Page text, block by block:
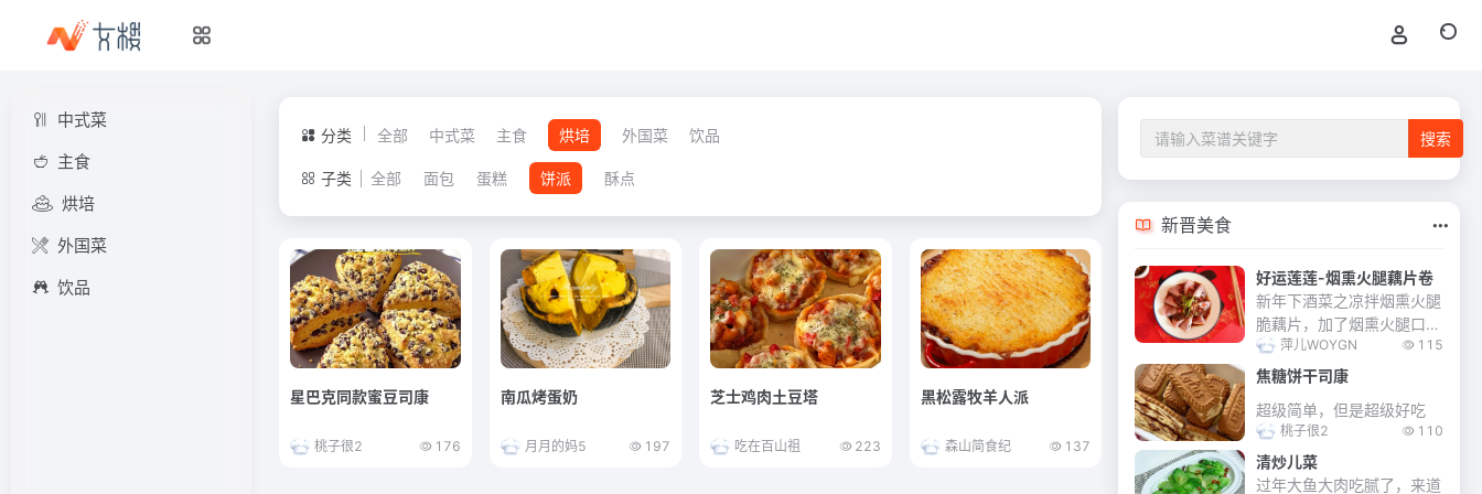
中式菜
主食
烘培
外国菜
饮品
分类 全部 中式菜 主食 烘培 外国菜 饮品
子类 全部 面包 蛋糕 饼派 酥点
星巴克同款蜜豆司康
桃子很2 176
南瓜烤蛋奶
月月的妈5 197
芝士鸡肉土豆塔
吃在百山祖 223
黑松露牧羊人派
森山简食纪 137
新晋美食
好运莲莲-烟熏火腿藕片卷
新年下酒菜之凉拌烟熏火腿
脆藕片，加了烟熏火腿口感
更佳丰富。 提前祝大家新
年快乐！好运连连！
萍儿WOYGN 115
焦糖饼干司康
超级简单，但是超级好吃
桃子很2 110
清炒儿菜
过年大鱼大肉吃腻了，来道